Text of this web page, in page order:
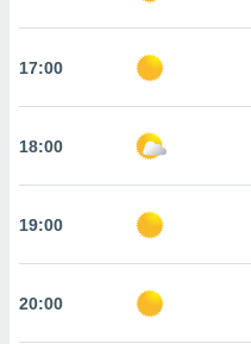
web a
similares
17:00
18:00
19:00
20:00